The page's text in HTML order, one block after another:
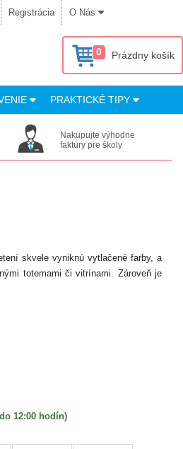
Registrácia O Nás
0 Prázdny košík
PRAKTICKÉ TIPY
Nakupujte výhodne
faktúry pre školy
skvele vyniknú vytlačené farby, a
totemami či vitrínami. Zároveň je
12:00 hodín)